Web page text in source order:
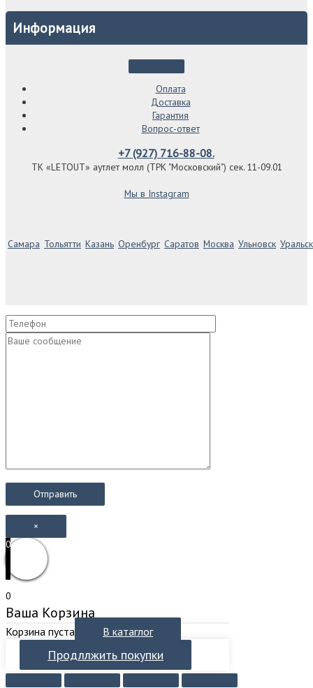
Информация
Оплата
Доставка
Гарантия
Вопрос-ответ
+7 (927) 716-88-08.
ТК «LETOUT» аутлет молл (ТРК "Московский") сек. 11-09.01
Мы в Instagram
Самара Тольятти Казань Оренбург Саратов Москва Ульновск Уральск
×
0
0
Ваша Корзина
Корзина пуста В катаглог
Продллжить покупки